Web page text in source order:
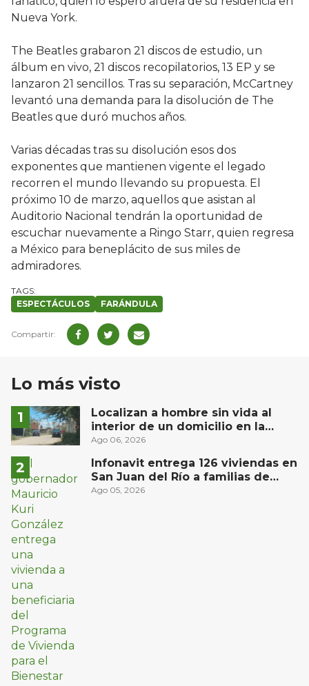
Nueva York.
The Beatles grabaron 21 discos de estudio, un
álbum en vivo, 21 discos recopilatorios, 13 EP y se
lanzaron 21 sencillos. Tras su separación, McCartney
levantó una demanda para la disolución de The
Beatles que duró muchos años.
Varias décadas tras su disolución esos dos
exponentes que mantienen vigente el legado
recorren el mundo llevando su propuesta. El
próximo 10 de marzo, aquellos que asistan al
Auditorio Nacional tendrán la oportunidad de
escuchar nuevamente a Ringo Starr, quien regresa
a México para beneplácito de sus miles de
admiradores.
ESPECTÁCULOS FARÁNDULA
Lo más visto
Localizan a hombre sin vida al
interior de un domicilio en la
comunidad El Rodeo, San Juan del
Ago 06, 2026
Infonavit entrega 126 viviendas en
San Juan del Río a familias de
bajos ingresos
Ago 05, 2026